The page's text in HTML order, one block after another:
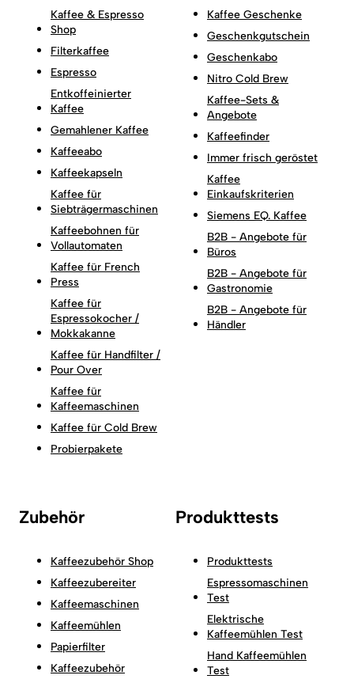
Kaffee & Espresso
Shop
Filterkaffee
Espresso
Entkoffeinierter
Kaffee
Gemahlener Kaffee
Kaffeeabo
Kaffeekapseln
Kaffee für
Siebträgermaschinen
Kaffeebohnen für
Vollautomaten
Kaffee für French
Press
Kaffee für
Espressokocher /
Mokkakanne
Kaffee für Handfilter /
Pour Over
Kaffee für
Kaffeemaschinen
Kaffee für Cold Brew
Probierpakete
Kaffee Geschenke
Geschenkgutschein
Geschenkabo
Nitro Cold Brew
Kaffee-Sets &
Angebote
Kaffeefinder
Immer frisch geröstet
Kaffee
Einkaufskriterien
Siemens EQ. Kaffee
B2B - Angebote für
Büros
B2B - Angebote für
Gastronomie
B2B - Angebote für
Händler
Zubehör
Kaffeezubehör Shop
Kaffeezubereiter
Kaffeemaschinen
Kaffeemühlen
Papierfilter
Kaffeezubehör
Produkttests
Produkttests
Espressomaschinen
Test
Elektrische
Kaffeemühlen Test
Hand Kaffeemühlen
Test